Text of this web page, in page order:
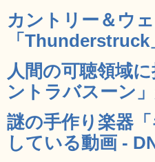
カントリー＆ウ
「
人間の可聴領域
ントラバスーン
謎の手作り楽器
している動画 -